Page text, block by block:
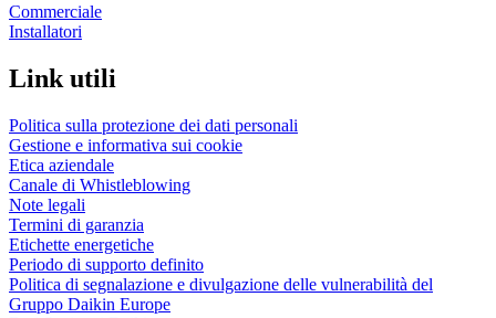
Commerciale
Installatori
Link utili
Politica sulla protezione dei dati personali
Gestione e informativa sui cookie
Etica aziendale
Canale di Whistleblowing
Note legali
Termini di garanzia
Etichette energetiche
Periodo di supporto definito
Politica di segnalazione e divulgazione delle vulnerabilità del
Gruppo Daikin Europe